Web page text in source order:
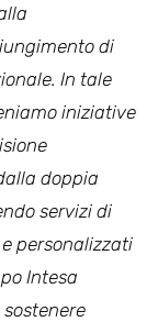
di
In tale
iniziative
doppia
servizi di
personalizzati
Intesa